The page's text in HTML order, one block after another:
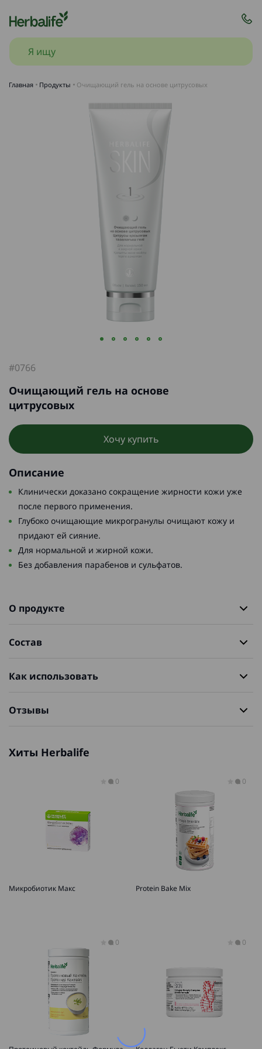
Главная Продукты Очищающий гель на основе цитрусовых
#0766
Очищающий гель на основе
цитрусовых
Хочу купить
Описание
Клинически доказано сокращение жирности кожи уже
после первого применения.
Глубоко очищающие микрогранулы очищают кожу и
придают ей сияние.
Для нормальной и жирной кожи.
Без добавления парабенов и сульфатов.
О продукте
Состав
Как использовать
Отзывы
Хиты Herbalife
Микробиотик Макс
0
Protein Bake Mix
0
0 0